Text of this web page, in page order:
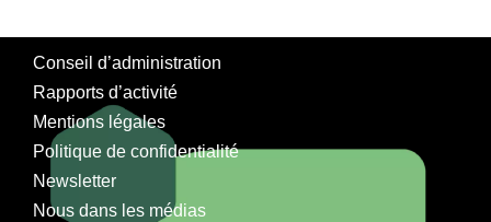
Conseil d’administration
Rapports d’activité
Mentions légales
Politique de confidentialité
Newsletter
Nous dans les médias